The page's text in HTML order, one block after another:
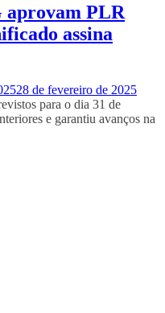
aprovam PLR
assina
28 de fevereiro de 2025
para o dia 31 de
e garantiu avanços na